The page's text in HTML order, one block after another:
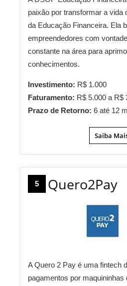
paixão por transformar a vida
da Educação Financeira. Ela
empreendedores com
constante na área para
conhecimentos.
Investimento: R$ 1.000
Faturamento: R$ 5.000 a R$
Prazo de Retorno: 6 até 12
Saiba
5 Quero2Pay
A Quero 2 Pay é uma fintech
pagamentos por maquininhas